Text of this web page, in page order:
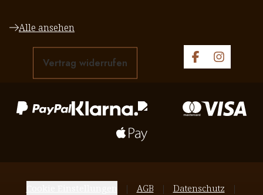
Alle ansehen
Vertrag widerrufen
AGB Datenschutz